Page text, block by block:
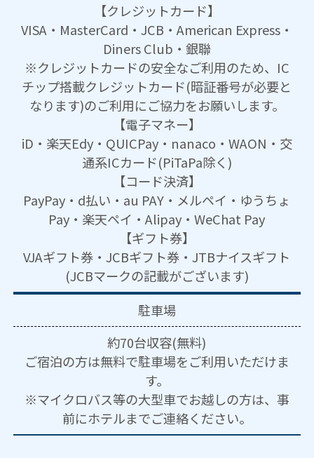
【クレジットカード】
VISA・MasterCard・JCB・American Express・
Diners Club・銀聯
※クレジットカードの安全なご利用のため、IC
チップ搭載クレジットカード(暗証番号が必要と
なります)のご利用にご協力をお願いします。
【電子マネー】
iD・楽天Edy・QUICPay・nanaco・WAON・交
通系ICカード(PiTaPa除く)
【コード決済】
PayPay・d払い・au PAY・メルペイ・ゆうちょ
Pay・楽天ペイ・Alipay・WeChat Pay
【ギフト券】
VJAギフト券・JCBギフト券・JTBナイスギフト
(JCBマークの記載がございます)
駐車場
約70台収容(無料)
ご宿泊の方は無料で駐車場をご利用いただけま
す。
※マイクロバス等の大型車でお越しの方は、事
前にホテルまでご連絡ください。